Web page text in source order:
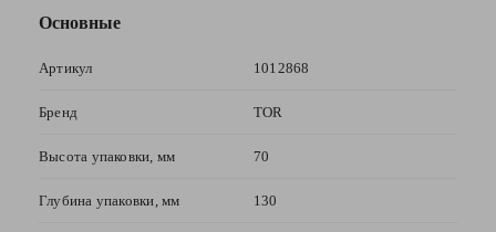
Основные
Артикул 1012868
Бренд TOR
Высота упаковки, мм 70
Глубина упаковки, мм 130
отзыв
Ваша
имя